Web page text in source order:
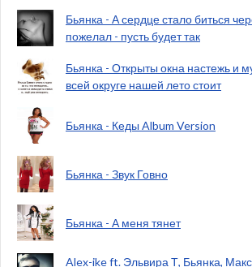
Бьянка - А сердце стало биться
пожелал - пусть будет так
Бьянка - Открыты окна настежь и
всей округе нашей лето стоит
Бьянка - Кеды Album Version
Бьянка - Звук Говно
Бьянка - А меня тянет
Alex-ike ft. Эльвира Т, Бьянка,